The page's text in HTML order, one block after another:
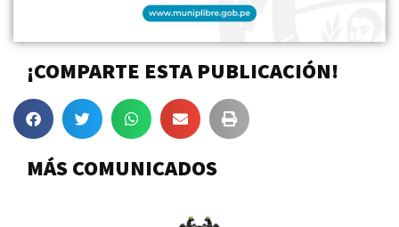
¡COMPARTE ESTA PUBLICACIÓN!
MÁS COMUNICADOS